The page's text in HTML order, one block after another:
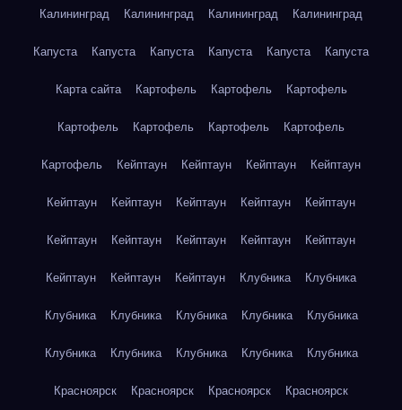
Калининград Калининград Калининград Калининград
Капуста Капуста Капуста Капуста Капуста Капуста
Карта сайта Картофель Картофель Картофель
Картофель Картофель Картофель Картофель
Картофель Кейптаун Кейптаун Кейптаун Кейптаун
Кейптаун Кейптаун Кейптаун Кейптаун Кейптаун
Кейптаун Кейптаун Кейптаун Кейптаун Кейптаун
Кейптаун Кейптаун Кейптаун Клубника Клубника
Клубника Клубника Клубника Клубника Клубника
Клубника Клубника Клубника Клубника Клубника
Красноярск Красноярск Красноярск Красноярск